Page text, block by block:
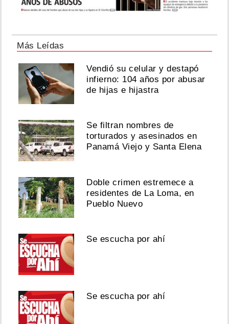
Más Leídas
Vendió su celular y destapó
infierno: 104 años por abusar
de hijas e hijastra
Se filtran nombres de
torturados y asesinados en
Panamá Viejo y Santa Elena
Doble crimen estremece a
residentes de La Loma, en
Pueblo Nuevo
Se escucha por ahí
Se escucha por ahí